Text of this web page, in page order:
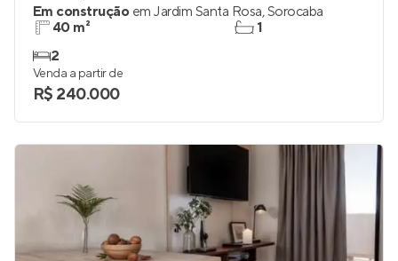
Em construção em Jardim Santa Rosa,Sorocaba
40 m²
2
1
Venda a partir de
R$ 240.000